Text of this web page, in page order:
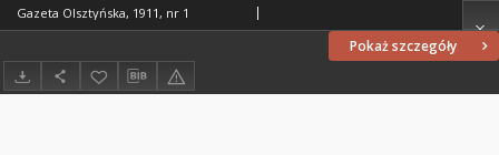
Pokaż szczegóły
Gazeta Olsztyńska, 1911, nr 1